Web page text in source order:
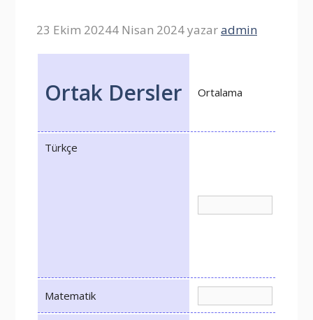
23 Ekim 20244 Nisan 2024yazaradmin
Ortak Dersler Ortalama
Türkçe
Matematik